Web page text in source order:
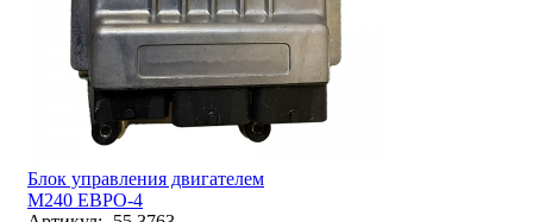
Блок управления двигателем
М240 ЕВРО-4